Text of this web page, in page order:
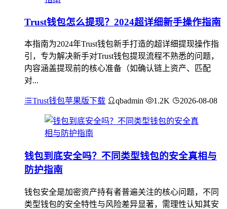
Trust钱包怎么提现？2024超详细新手操作指南
本指南为2024年Trust钱包新手打造的超详细提现操作指
引，专为解决新手对Trust钱包提现流程不熟悉的问题，
内容涵盖提现前的核心准备（如确认链上资产、匹配
对...
Trust钱包苹果版下载 qbadmin 1.2K 2026-08-08
钱包到底安全吗？不同类型钱包的安全真相与
防护指南
钱包安全是加密资产持有者普遍关注的核心问题，不同
类型钱包的安全特性与风险差异显著，需理性认知其安